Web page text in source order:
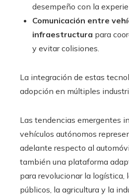
desempeño con la
Comunicación entre
infraestructura para
y evitar colisiones.
La integración de estas
adopción en múltiples
Las tendencias emergentes
vehículos autónomos
adelante respecto al
también una plataforma
para revolucionar la logística,
públicos, la agricultura y la